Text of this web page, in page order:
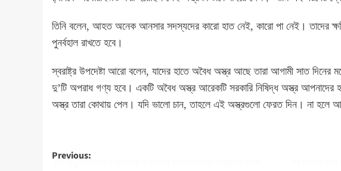
তিনি বলেন, আহত অনেক আনসার সদস্যদের কারো হাত নেই, কারো পা নেই। তাদের
পুনর্বহাল রাখতে হবে।
স্বরাষ্ট্র উপদেষ্টা আরো বলেন, যাদের হাতে অবৈধ অস্ত্র আছে তারা আগামী সাত দিনের
দু’টি অপরাধ গণ্য হবে। একটি অবৈধ অস্ত্র আরেকটি সরকারি নিষিদ্ধ অস্ত্র
অস্ত্র তারা কোথায় পেল। যদি ভালো চান, তাহলে এই অস্ত্রগুলো ফেরত দিন। না হলে
Post
Previous:
পাল্টা অভ্যুত্থান নিয়ে আওয়ামী লীগকে যে হুঁশিয়ারি দিলেন স্বরাষ্ট্র উপদেষ্টা